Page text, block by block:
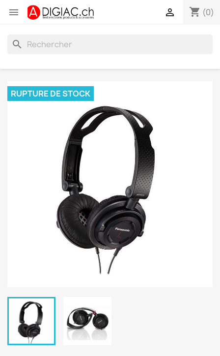
 shopping_cart (0)

search
RUPTURE DE STOCK